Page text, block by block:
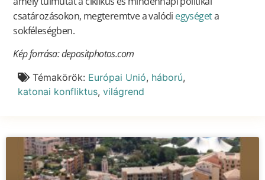
csatározásokon, megteremtve a valódi egységeta
sokféleségben.
Kép forrása: depositphotos.com
Témakörök: Európai Unió, háború,
katonai konfliktus, világrend